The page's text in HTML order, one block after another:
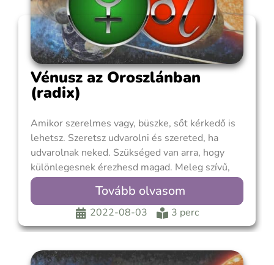
Vénusz az Oroszlánban
(radix)
Amikor szerelmes vagy, büszke, sőt kérkedő is
lehetsz. Szeretsz udvarolni és szereted, ha
udvarolnak neked. Szükséged van arra, hogy
különlegesnek érezhesd magad. Meleg szívű,
nagylelkű és még előkelő is vagy. Bár valóban
nagyon hűséges vagy a partneredhez (bár ne
felejtsük el, hogy az Oroszlán életében a
szerelem a legfontosabb), mégis a romantikus
Tovább olvasom
2022-08-03 3 perc